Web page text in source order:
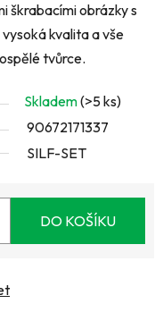
škrabacími obrázky s
kvalita a vše
tvůrce.
Skladem(>5 ks)
90672171337
SILF-SET
DO KOŠÍKU